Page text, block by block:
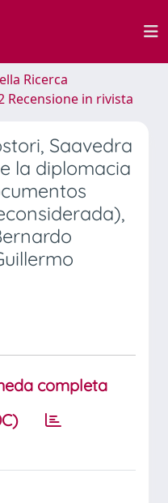
Ricerca
Recensione in rivista
Saavedra
la diplomacia
completa